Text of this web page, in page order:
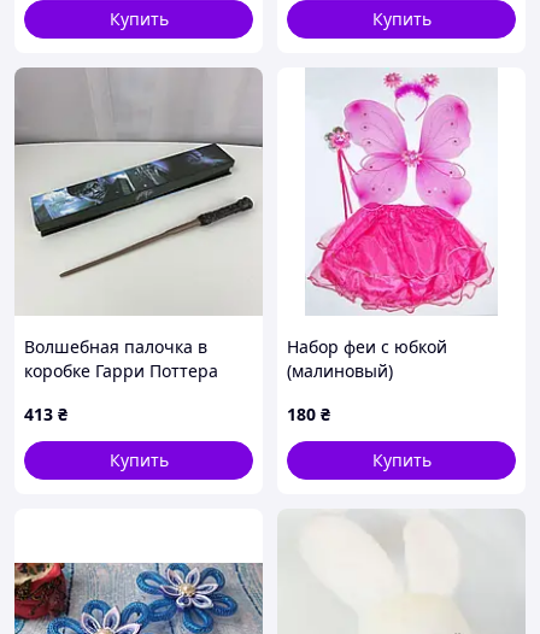
Купить
Купить
Волшебная палочка в
коробке Гарри Поттера
413 ₴
Купить
Набор феи с юбкой
(малиновый)
180 ₴
Купить